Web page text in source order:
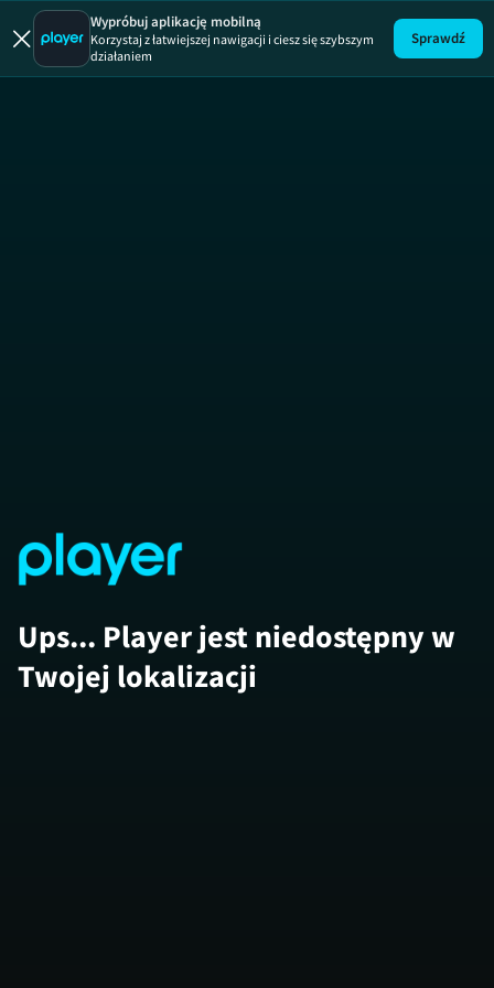
Wypróbuj aplikację mobilną
Korzystaj z łatwiejszej nawigacji i ciesz się szybszym
działaniem
Sprawdź
Ups... Player jest niedostępny w
Twojej lokalizacji